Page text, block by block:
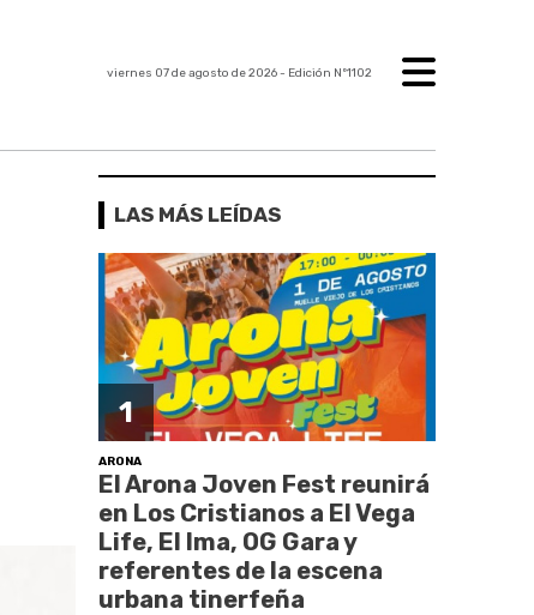
viernes 07 de agosto de 2026- Edición Nº1102
LAS MÁS LEÍDAS
1
ARONA
El Arona Joven Fest reunirá
en Los Cristianos a El Vega
Life, El Ima, OG Gara y
referentes de la escena
urbana tinerfeña